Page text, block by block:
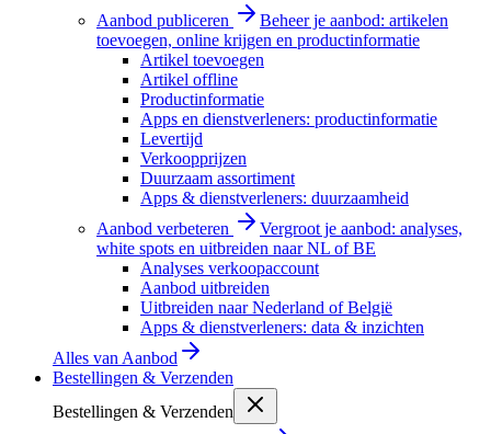
Aanbod publiceren
Beheer je aanbod: artikelen
toevoegen, online krijgen en productinformatie
Artikel toevoegen
Artikel offline
Productinformatie
Apps en dienstverleners: productinformatie
Levertijd
Verkoopprijzen
Duurzaam assortiment
Apps & dienstverleners: duurzaamheid
Aanbod verbeteren
Vergroot je aanbod: analyses,
white spots en uitbreiden naar NL of BE
Analyses verkoopaccount
Aanbod uitbreiden
Uitbreiden naar Nederland of België
Apps & dienstverleners: data & inzichten
Alles van Aanbod
Bestellingen & Verzenden
Bestellingen & Verzenden